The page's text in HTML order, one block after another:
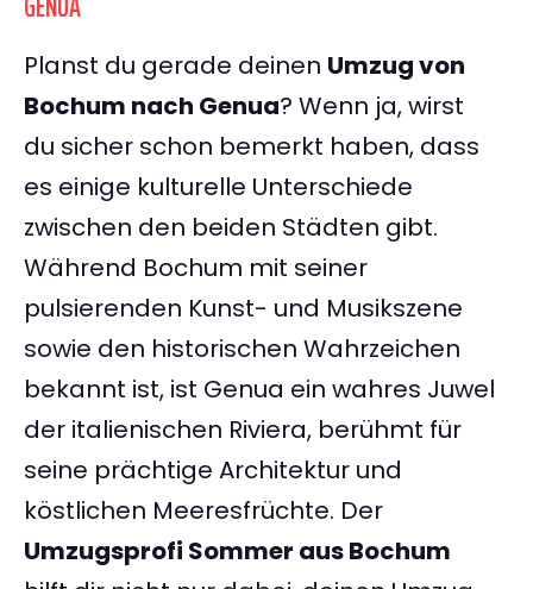
Planst du gerade deinen Umzug von
Bochum nach Genua? Wenn ja, wirst
du sicher schon bemerkt haben, dass
es einige kulturelle Unterschiede
zwischen den beiden Städten gibt.
Während Bochum mit seiner
pulsierenden Kunst- und Musikszene
sowie den historischen Wahrzeichen
bekannt ist, ist Genua ein wahres Juwel
der italienischen Riviera, berühmt für
seine prächtige Architektur und
köstlichen Meeresfrüchte. Der
Umzugsprofi Sommer aus Bochum